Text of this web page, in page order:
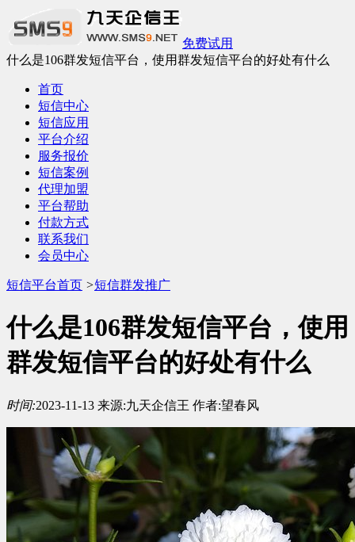
免费试用
什么是106群发短信平台，使用群发短信平台的好处有什么
首页
短信中心
短信应用
平台介绍
服务报价
短信案例
代理加盟
平台帮助
付款方式
联系我们
会员中心
短信平台首页 >短信群发推广
什么是106群发短信平台，使用
群发短信平台的好处有什么
时间:2023-11-13 来源:九天企信王 作者:望春风